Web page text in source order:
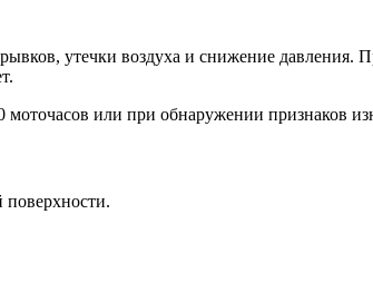
утечки воздуха и снижение давления.
или при обнаружении признаков